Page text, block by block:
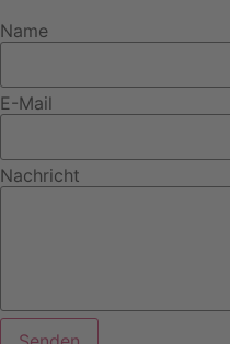
Name
E-Mail
Nachricht